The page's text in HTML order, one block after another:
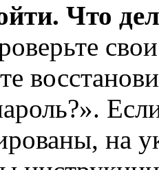
Что
на